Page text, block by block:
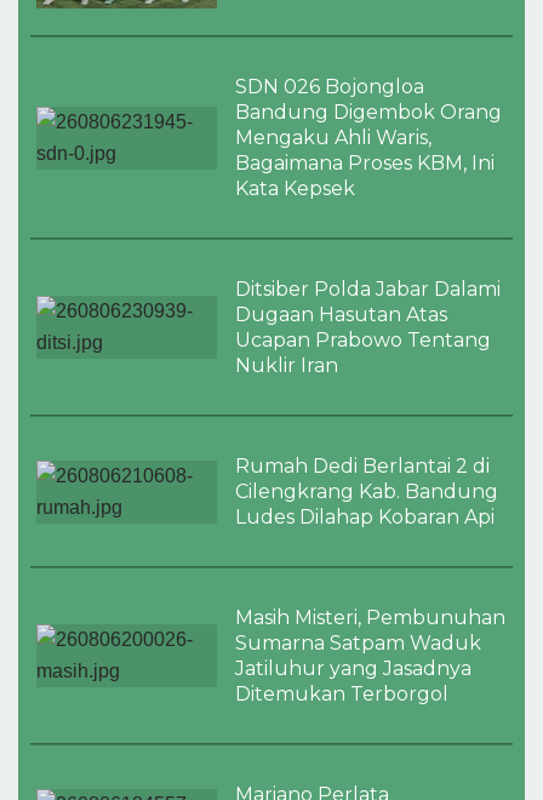
SDN 026 Bojongloa
Bandung Digembok Orang
Mengaku Ahli Waris,
Bagaimana Proses KBM, Ini
Kata Kepsek
Ditsiber Polda Jabar Dalami
Dugaan Hasutan Atas
Ucapan Prabowo Tentang
Nuklir Iran
Rumah Dedi Berlantai 2 di
Cilengkrang Kab. Bandung
Ludes Dilahap Kobaran Api
Masih Misteri, Pembunuhan
Sumarna Satpam Waduk
Jatiluhur yang Jasadnya
Ditemukan Terborgol
Mariano Perlata